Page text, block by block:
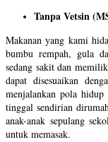
Tanpa Vetsin
Makanan yang kami
bumbu rempah, gula
sedang sakit dan
dapat disesuaikan
menjalankan pola
tinggal sendirian
anak-anak sepulang
untuk memasak.